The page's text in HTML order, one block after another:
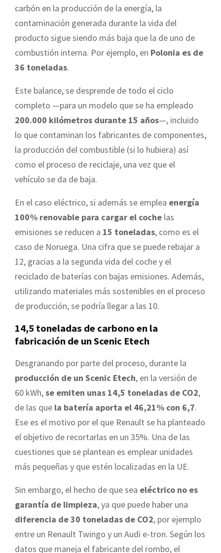
carbón en la producción de la energía, la
contaminación generada durante la vida del
producto sigue siendo más baja que la de uno de
combustión interna. Por ejemplo, en Polonia es de
36 toneladas.
Este balance, se desprende de todo el ciclo
completo —para un modelo que se ha empleado
200.000 kilómetros durante 15 años—, incluido
lo que contaminan los fabricantes de componentes,
la producción del combustible (si lo hubiera) así
como el proceso de reciclaje, una vez que el
vehículo se da de baja.
En el caso eléctrico, si además se emplea energía
100% renovable para cargar el coche las
emisiones se reducen a 15 toneladas, como es el
caso de Noruega. Una cifra que se puede rebajar a
12, gracias a la segunda vida del coche y el
reciclado de baterías con bajas emisiones. Además,
utilizando materiales más sostenibles en el proceso
de producción, se podría llegar a las 10.
14,5 toneladas de carbono en la
fabricación de un Scenic Etech
Desgranando por parte del proceso, durante la
producción de un Scenic Etech, en la versión de
60 kWh,se emiten unas 14,5 toneladas de CO2,
de las que la batería aporta el 46,21% con 6,7.
Ese es el motivo por el que Renault se ha planteado
el objetivo de recortarlas en un 35%. Una de las
cuestiones que se plantean es emplear unidades
más pequeñas y que estén localizadas en la UE.
Sin embargo, el hecho de que sea eléctrico no es
garantía de limpieza, ya que puede haber una
diferencia de 30 toneladas de CO2, por ejemplo
entre un Renault Twingo y un Audi e-tron. Según los
datos que maneja el fabricante del rombo, el